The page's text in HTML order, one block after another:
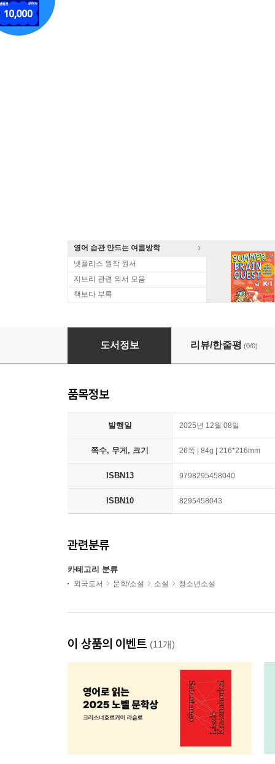
영어 습관 만드는 여름방학
넷플리스 원작 원서
지브리 관련 외서 모음
책보다 부록
Future Investors for Kids
도서정보 리뷰/한줄평 (0/0)
품목정보
발행일 2025년 12월 08일
쪽수, 무게, 크기 26쪽 | 84g | 216*216mm
ISBN13 9798295458040
ISBN10 8295458043
관련분류
카테고리 분류
외국도서 문학/소설 소설 청소년소설
이 상품의 이벤트 (11개)